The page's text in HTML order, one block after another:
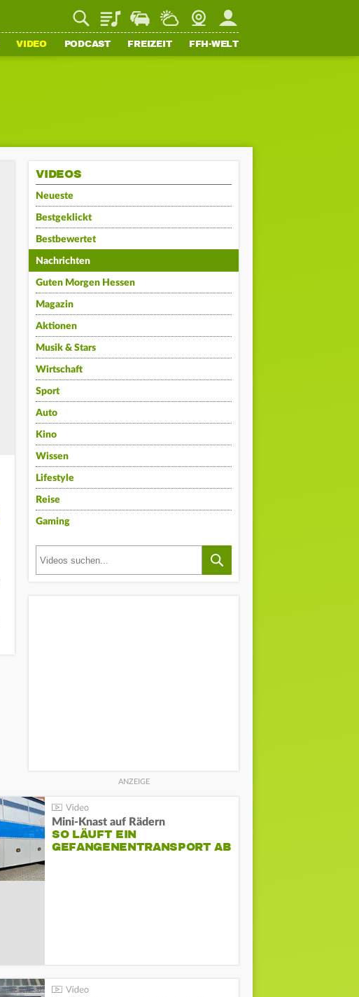
PlaylistStaupilotWetterWebcamMein FFH
VIDEO PODCAST FREIZEIT FFH-WELT
VIDEOS
Neueste
Bestgeklickt
Bestbewertet
Nachrichten
Guten Morgen Hessen
Magazin
Aktionen
Musik & Stars
Wirtschaft
Sport
Auto
Kino
Wissen
Lifestyle
Reise
Gaming
Mini-Knast auf Rädern
SO LÄUFT EIN
GEFANGENENTRANSPORT AB